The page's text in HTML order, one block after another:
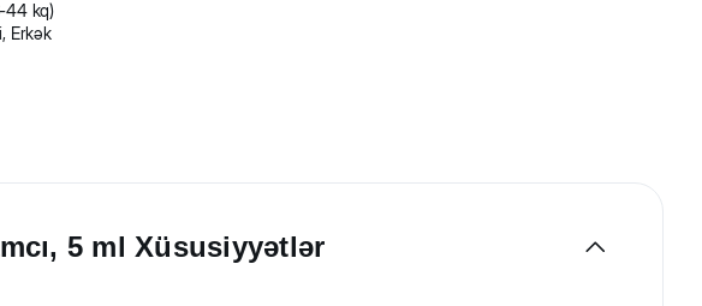
44 kq)
Erkək
5 ml Xüsusiyyətlər